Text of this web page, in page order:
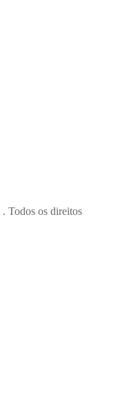
. Todos os direitos